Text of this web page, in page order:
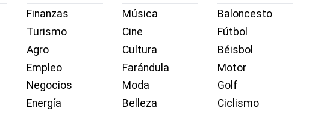
Finanzas
Turismo
Agro
Empleo
Negocios
Energía
Música
Cine
Cultura
Farándula
Moda
Belleza
Baloncesto
Fútbol
Béisbol
Motor
Golf
Ciclismo